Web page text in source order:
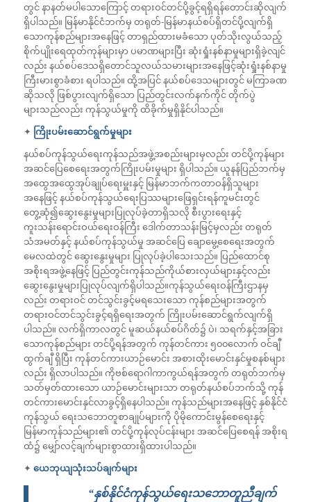
တွင် နာနတ်မပါသောကြောင့် တရားဝင်တင်ပို့ခွင့်ရရှိရန်တောင်းဆိုလျက်
ရှိပါသည်။ မြန်မာနိုင်ငံဘက်မှ တရုတ်-မြန်မာနယ်စပ်ရှိတင်ပို့လျက်ရှိ
သောကုန်စည်များအနေဖြင့် တာရှည်ထားမခံသော ပုတ်သိုးလွယ်သည့်
စိုက်ပျိုးရေထုတ်ကုန်များမှာ ပမာဏများပြီး ဆုံးရှုံးနစ်နာမှုများရှိခဲ့လျင်
လည်း နယ်စပ်‌ဒေသရှိတောင်သူလယ်သမားများအနေဖြင့်ဆုံးရှုံးနစ်နာမှု
ကြီးမားစွာခံစား ရပါသည်။ ထို့အပြင် နယ်စပ်ဒေသများတွင် မကြာခဏ
ဆိုသလို ဖြစ်ပွားလျက်ရှိသော ပြည်တွင်းလက်နက်ကိုင် တိုက်ပွဲ
များသည်လည်း ကုန်သွယ်မှုကို ထိခိုက်မှုရှိနိုင်ပါသည်။
✦ ကြိုးပမ်းဆောင်ရွက်မှုများ
နယ်စပ်ကုန်သွယ်ရေးကုန်သည်အဖွဲ့အစည်းများမှလည်း တင်ပို့ကုန်များ
အဆင်ပြေစေရေးအတွက်ကြိုးပမ်းမှုများ ရှိပါသည်။ ယူနန်ပြည်ဘက်မှ
အထွေအထွေအုပ်ချုပ်ရေးမှူးနှင့် မြန်မာဘက်ကတာဝန်ရှိသူများ
အနေဖြင့် နယ်စပ်ကုန်သွယ်ရေးပြဿများဖြေရှင်းရန်ကူမင်းတွင်
တွေ့ဆုံ၍ဆွေးနွေးမှုများပြုလုပ်ခဲ့တာရှိသလို စီးပွားရေးနှင့်
ကူးသန်း‌ရောင်းဝယ်ရေးဝန်ကြီး ဒေါက်တာသန်းမြင့်မှလည်း တရုတ်
သံအမတ်နှင့် နယ်စပ်ကုန်သွယ်မှု အဆင်ပြေ ချောမွေ့စေရေးအတွက်
မေလထဲတွင် ဆွေးနွေးမှုများ ပြုလုပ်ခဲ့ပါသေးသည်။ ပြည်ထောင်စု
အစိုးရအဖွဲ့နေဖြင့် ပြည်တွင်းကုန်သည်ကိုယ်စားလှယ်များနှင့်လည်း
ဆွေးနွေးမှုများပြုလုပ်လျက်ရှိပါသည်။ကုန်သွယ်ရေးဝန်ကြီးဌာနမှ
လည်း တရားဝင် တင်သွင်းခွင့်မရသေးသော ကုန်စည်များအတွက်
တရားဝင်တင်သွင်းခွင့်ရရှိရေးအတွက် ကြိုးပမ်းဆောင်ရွက်လျက်ရှိ
ပါသည်။ လက်ရှိကာလတွင် မူဆယ်နယ်စပ်ဂိတ်၌ ပဲ၊ သရက်နှင့်အခြား
သောကုန်စည်များ တင်ပို့ရန်အတွက် ကုန်တင်ကား ၅၀၀လောက် ဝင်ချီ
ထွက်ချီ ရှိပြီး ကုန်တင်ကားယာဉ်မောင်း အစားထိုးမောင်းနှင်မှုစနစ်များ
လည်း ရှိလာပါသည်။ ကိုဗစ်ရောဂါကာကွယ်ရန်အတွက် တရုတ်ဘက်မှ
သတ်မှတ်ထားသော ယာဉ်မောင်းများသာ တရုတ်နယ်စပ်ဘက်သို့ ကုန်
တင်ကားမောင်းနှင်လာခွင့်ရှိနေပါသည်။ ကုန်သည်များအနေဖြင့် နှစ်နိုင်ငံ
ကုန်သွယ် ရေးသဘောတူစာချုပ်များကို ပိုမိုကောင်းမွန်စေရေးနှင့်
မြန်မာကုန်သည်များ၏ တင်ပို့ကုန်လုပ်ငန်းများ အဆင်ပြေစေရန် အစိုးရ
ထံ၌ မျှော်လင့်ချက်များစွာထားရှိထားပါသည်။
✦ ယေဘုယျသုံးသပ်ချက်များ
“နှစ်နိုင်ငံကုန်သွယ်ရေးသဘောတူညီချက်